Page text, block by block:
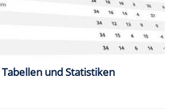
und Statistiken